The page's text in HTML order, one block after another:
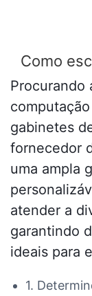
Como
Procurando
gabinetes
fornecedor
uma ampla
atender a
garantindo
ideais para
1.